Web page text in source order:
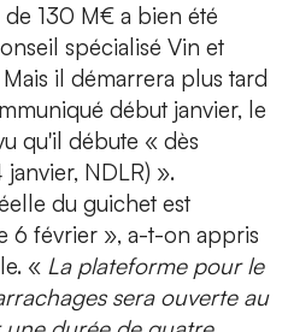
de 130 M€ a bien été
spécialisé Vin et
il démarrera plus tard
début janvier, le
qu'il débute « dès
NDLR) ».
du guichet est
6 février », a-t-on appris
« La plateforme pour le
sera ouverte au